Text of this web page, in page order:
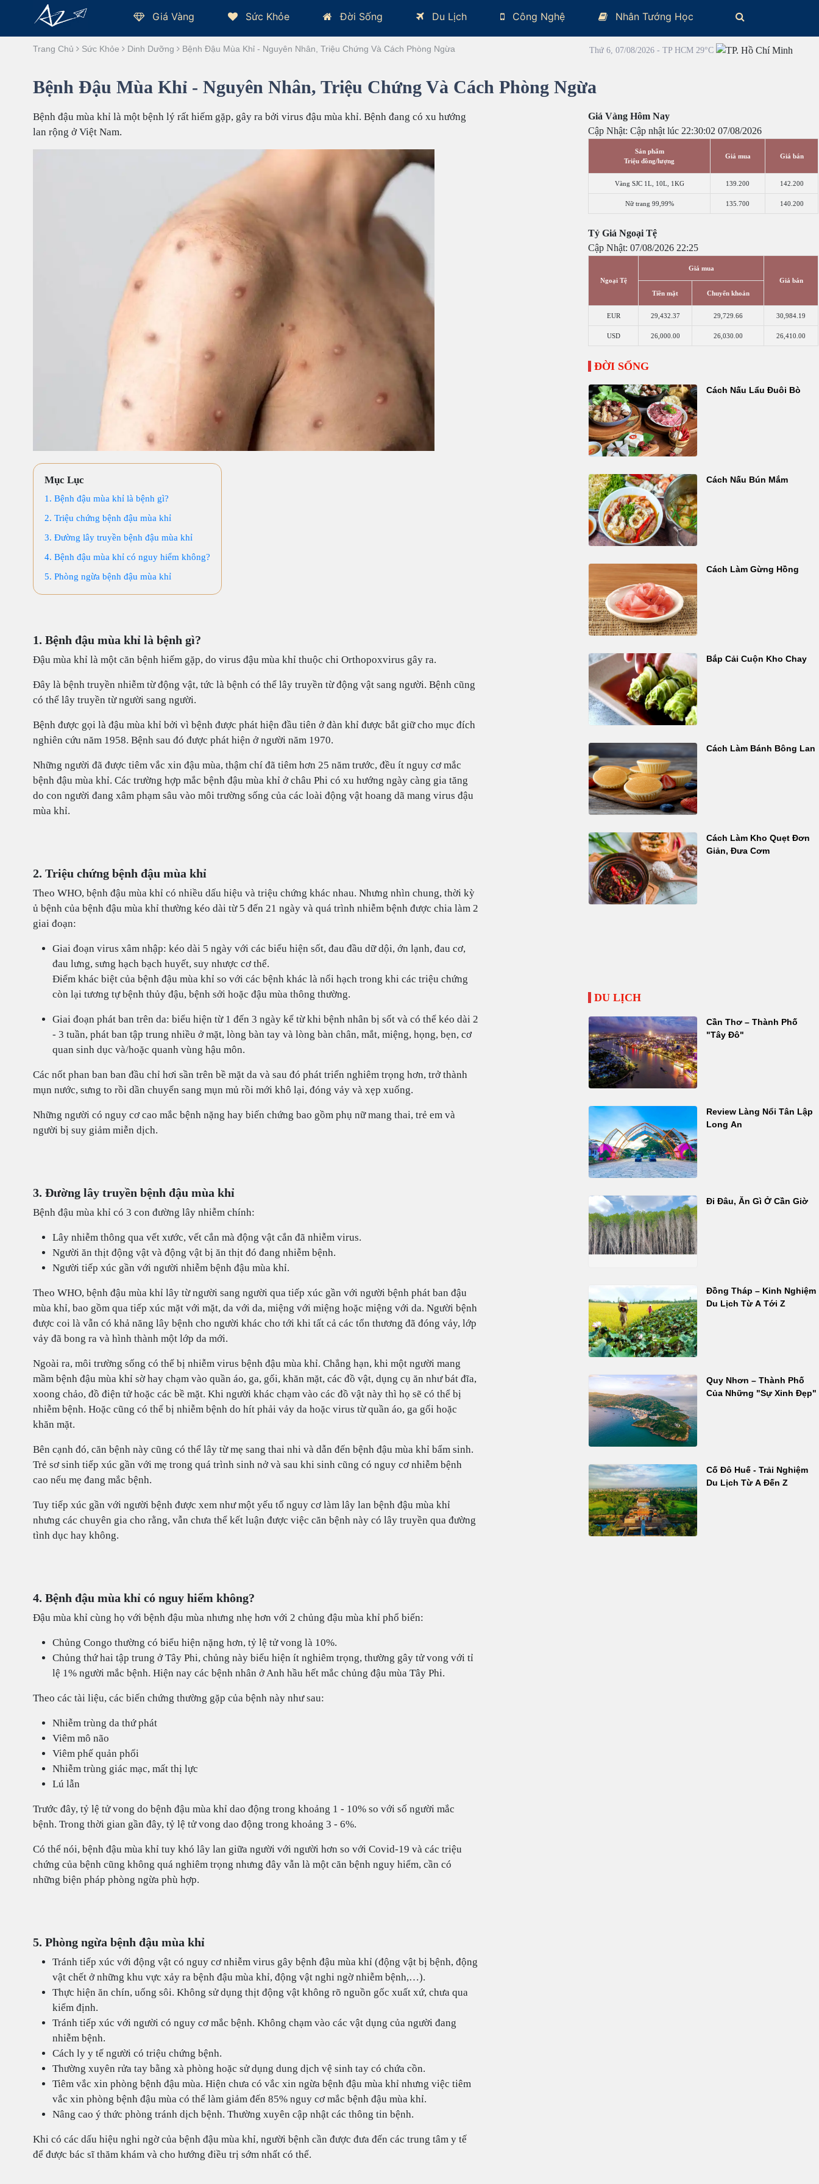
Giá Vàng Sức Khỏe Đời Sống Du Lịch Công Nghệ Nhân Tướng Học
Trang Chủ Sức Khỏe Dinh Dưỡng Bệnh Đậu Mùa Khỉ - Nguyên Nhân, Triệu Chứng Và Cách Phòng Ngừa Thứ 6, 07/08/2026 - TP HCM 29°C
Bệnh Đậu Mùa Khỉ - Nguyên Nhân, Triệu Chứng Và Cách Phòng Ngừa
Bệnh đậu mùa khỉ là một bệnh lý rất hiếm gặp, gây ra bởi virus đậu mùa khỉ. Bệnh đang có xu hướng
lan rộng ở Việt Nam.
Mục Lục
1. Bệnh đậu mùa khỉ là bệnh gì?
2. Triệu chứng bệnh đậu mùa khỉ
3. Đường lây truyền bệnh đậu mùa khỉ
4. Bệnh đậu mùa khỉ có nguy hiểm không?
5. Phòng ngừa bệnh đậu mùa khỉ
1. Bệnh đậu mùa khỉ là bệnh gì?
Đậu mùa khỉ là một căn bệnh hiếm gặp, do virus đậu mùa khỉ thuộc chi Orthopoxvirus gây ra.
Đây là bệnh truyền nhiễm từ động vật, tức là bệnh có thể lây truyền từ động vật sang người. Bệnh cũng
có thể lây truyền từ người sang người.
Bệnh được gọi là đậu mùa khỉ bởi vì bệnh được phát hiện đầu tiên ở đàn khỉ được bắt giữ cho mục đích
nghiên cứu năm 1958. Bệnh sau đó được phát hiện ở người năm 1970.
Những người đã được tiêm vắc xin đậu mùa, thậm chí đã tiêm hơn 25 năm trước, đều ít nguy cơ mắc
bệnh đậu mùa khỉ. Các trường hợp mắc bệnh đậu mùa khỉ ở châu Phi có xu hướng ngày càng gia tăng
do con người đang xâm phạm sâu vào môi trường sống của các loài động vật hoang dã mang virus đậu
mùa khỉ.
2. Triệu chứng bệnh đậu mùa khỉ
Theo WHO, bệnh đậu mùa khỉ có nhiều dấu hiệu và triệu chứng khác nhau. Nhưng nhìn chung, thời kỳ
ủ bệnh của bệnh đậu mùa khỉ thường kéo dài từ 5 đến 21 ngày và quá trình nhiễm bệnh được chia làm 2
giai đoạn:
Giai đoạn virus xâm nhập: kéo dài 5 ngày với các biểu hiện sốt, đau đầu dữ dội, ớn lạnh, đau cơ,
đau lưng, sưng hạch bạch huyết, suy nhược cơ thể.
Điểm khác biệt của bệnh đậu mùa khỉ so với các bệnh khác là nổi hạch trong khi các triệu chứng
còn lại tương tự bệnh thủy đậu, bệnh sởi hoặc đậu mùa thông thường.
Giai đoạn phát ban trên da: biểu hiện từ 1 đến 3 ngày kể từ khi bệnh nhân bị sốt và có thể kéo dài 2
- 3 tuần, phát ban tập trung nhiều ở mặt, lòng bàn tay và lòng bàn chân, mắt, miệng, họng, bẹn, cơ
quan sinh dục và/hoặc quanh vùng hậu môn.
Các nốt phan ban ban đầu chỉ hơi sần trên bề mặt da và sau đó phát triển nghiêm trọng hơn, trở thành
mụn nước, sưng to rồi dần chuyển sang mụn mủ rồi mới khô lại, đóng vảy và xẹp xuống.
Những người có nguy cơ cao mắc bệnh nặng hay biến chứng bao gồm phụ nữ mang thai, trẻ em và
người bị suy giảm miễn dịch.
3. Đường lây truyền bệnh đậu mùa khỉ
Bệnh đậu mùa khỉ có 3 con đường lây nhiễm chính:
Lây nhiễm thông qua vết xước, vết cắn mà động vật cắn đã nhiễm virus.
Người ăn thịt động vật và động vật bị ăn thịt đó đang nhiễm bệnh.
Người tiếp xúc gần với người nhiễm bệnh đậu mùa khỉ.
Theo WHO, bệnh đậu mùa khỉ lây từ người sang người qua tiếp xúc gần với người bệnh phát ban đậu
mùa khỉ, bao gồm qua tiếp xúc mặt với mặt, da với da, miệng với miệng hoặc miệng với da. Người bệnh
được coi là vẫn có khả năng lây bệnh cho người khác cho tới khi tất cả các tổn thương đã đóng vảy, lớp
vảy đã bong ra và hình thành một lớp da mới.
Ngoài ra, môi trường sống có thể bị nhiễm virus bệnh đậu mùa khỉ. Chẳng hạn, khi một người mang
mầm bệnh đậu mùa khỉ sờ hay chạm vào quần áo, ga, gối, khăn mặt, các đồ vật, dụng cụ ăn như bát đĩa,
xoong chảo, đồ điện tử hoặc các bề mặt. Khi người khác chạm vào các đồ vật này thì họ sẽ có thể bị
nhiễm bệnh. Hoặc cũng có thể bị nhiễm bệnh do hít phải vảy da hoặc virus từ quần áo, ga gối hoặc
khăn mặt.
Bên cạnh đó, căn bệnh này cũng có thể lây từ mẹ sang thai nhi và dẫn đến bệnh đậu mùa khỉ bẩm sinh.
Trẻ sơ sinh tiếp xúc gần với mẹ trong quá trình sinh nở và sau khi sinh cũng có nguy cơ nhiễm bệnh
cao nếu mẹ đang mắc bệnh.
Tuy tiếp xúc gần với người bệnh được xem như một yếu tố nguy cơ làm lây lan bệnh đậu mùa khỉ
nhưng các chuyên gia cho rằng, vẫn chưa thể kết luận được việc căn bệnh này có lây truyền qua đường
tình dục hay không.
4. Bệnh đậu mùa khỉ có nguy hiểm không?
Đậu mùa khỉ cùng họ với bệnh đậu mùa nhưng nhẹ hơn với 2 chủng đậu mùa khỉ phổ biến:
Chủng Congo thường có biểu hiện nặng hơn, tỷ lệ tử vong là 10%.
Chủng thứ hai tập trung ở Tây Phi, chủng này biểu hiện ít nghiêm trọng, thường gây tử vong với tỉ
lệ 1% người mắc bệnh. Hiện nay các bệnh nhân ở Anh hầu hết mắc chủng đậu mùa Tây Phi.
Theo các tài liệu, các biến chứng thường gặp của bệnh này như sau:
Nhiễm trùng da thứ phát
Viêm mô não
Viêm phế quản phổi
Nhiễm trùng giác mạc, mất thị lực
Lú lẫn
Trước đây, tỷ lệ tử vong do bệnh đậu mùa khỉ dao động trong khoảng 1 - 10% so với số người mắc
bệnh. Trong thời gian gần đây, tỷ lệ tử vong dao động trong khoảng 3 - 6%.
Có thể nói, bệnh đậu mùa khỉ tuy khó lây lan giữa người với người hơn so với Covid-19 và các triệu
chứng của bệnh cũng không quá nghiêm trọng nhưng đây vẫn là một căn bệnh nguy hiểm, cần có
những biện pháp phòng ngừa phù hợp.
5. Phòng ngừa bệnh đậu mùa khỉ
Tránh tiếp xúc với động vật có nguy cơ nhiễm virus gây bệnh đậu mùa khỉ (động vật bị bệnh, động
vật chết ở những khu vực xảy ra bệnh đậu mùa khỉ, động vật nghi ngờ nhiễm bệnh,…).
Thực hiện ăn chín, uống sôi. Không sử dụng thịt động vật không rõ nguồn gốc xuất xứ, chưa qua
kiểm định.
Tránh tiếp xúc với người có nguy cơ mắc bệnh. Không chạm vào các vật dụng của người đang
nhiễm bệnh.
Cách ly y tế người có triệu chứng bệnh.
Thường xuyên rửa tay bằng xà phòng hoặc sử dụng dung dịch vệ sinh tay có chứa cồn.
Tiêm vắc xin phòng bệnh đậu mùa. Hiện chưa có vắc xin ngừa bệnh đậu mùa khỉ nhưng việc tiêm
vắc xin phòng bệnh đậu mùa có thể làm giảm đến 85% nguy cơ mắc bệnh đậu mùa khỉ.
Nâng cao ý thức phòng tránh dịch bệnh. Thường xuyên cập nhật các thông tin bệnh.
Khi có các dấu hiệu nghi ngờ của bệnh đậu mùa khỉ, người bệnh cần được đưa đến các trung tâm y tế
để được bác sĩ thăm khám và cho hướng điều trị sớm nhất có thể.
Giá Vàng Hôm Nay
Cập Nhật: Cập nhật lúc 22:30:02 07/08/2026
Sản phẩm
Triệu đồng/lượng
Giá mua Giá bán
Vàng SJC 1L, 10L, 1KG 139.200 142.200
Nữ trang 99,99% 135.700 140.200
Tỷ Giá Ngoại Tệ
Cập Nhật: 07/08/2026 22:25
Ngoại Tệ
Giá mua
Giá bán
Tiền mặt
Chuyển khoản
EUR 29,432.37 29,729.66 30,984.19
USD 26,000.00 26,030.00 26,410.00
ĐỜI SỐNG
Cách Nấu Lẩu Đuôi Bò
Cách Nấu Bún Mắm
Cách Làm Gừng Hồng
Bắp Cải Cuộn Kho Chay
Cách Làm Bánh Bông Lan
Cách Làm Kho Quẹt Đơn
Giản, Đưa Cơm
DU LỊCH
Cần Thơ – Thành Phố
"Tây Đô"
Review Làng Nổi Tân Lập
Long An
Đi Đâu, Ăn Gì Ở Cần Giờ
Đồng Tháp – Kinh Nghiệm
Du Lịch Từ A Tới Z
Quy Nhơn – Thành Phố
Của Những "Sự Xinh Đẹp"
Cố Đô Huế - Trải Nghiệm
Du Lịch Từ A Đến Z